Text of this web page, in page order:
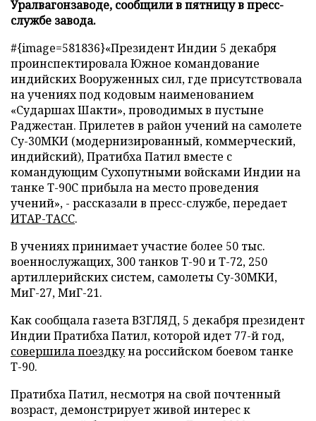
Уралвагонзаводе, сообщили в пятницу в пресс-
службе завода.
#{image=581836}«Президент Индии 5 декабря
проинспектировала Южное командование
индийских Вооруженных сил, где присутствовала
на учениях под кодовым наименованием
«Сударшах Шакти», проводимых в пустыне
Раджестан. Прилетев в район учений на самолете
Су-30МКИ (модернизированный, коммерческий,
индийский), Пратибха Патил вместе с
командующим Сухопутными войсками Индии на
танке Т-90С прибыла на место проведения
учений», - рассказали в пресс-службе, передает
ИТАР-ТАСС.
В учениях принимает участие более 50 тыс.
военнослужащих, 300 танков Т-90 и Т-72, 250
артиллерийских систем, самолеты Су-30МКИ,
МиГ-27, МиГ-21.
Как сообщала газета ВЗГЛЯД, 5 декабря президент
Индии Пратибха Патил, которой идет 77-й год,
совершила поездкуна российском боевом танке
Т-90.
Пратибха Патил, несмотря на свой почтенный
возраст, демонстрирует живой интерес к